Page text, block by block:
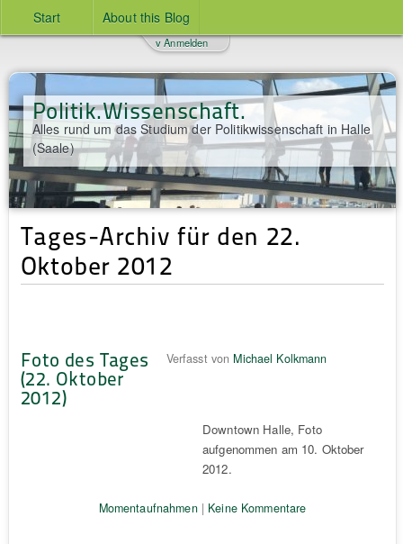
Start About this Blog
Politik.Wissenschaft.
Alles rund um das Studium der Politikwissenschaft in Halle
(Saale)
v Anmelden
Tages-Archiv für den 22.
Oktober 2012
Foto des Tages
(22. Oktober
2012)
Verfasst von Michael Kolkmann
Downtown Halle, Foto
aufgenommen am 10. Oktober
2012.
Momentaufnahmen| Keine Kommentare